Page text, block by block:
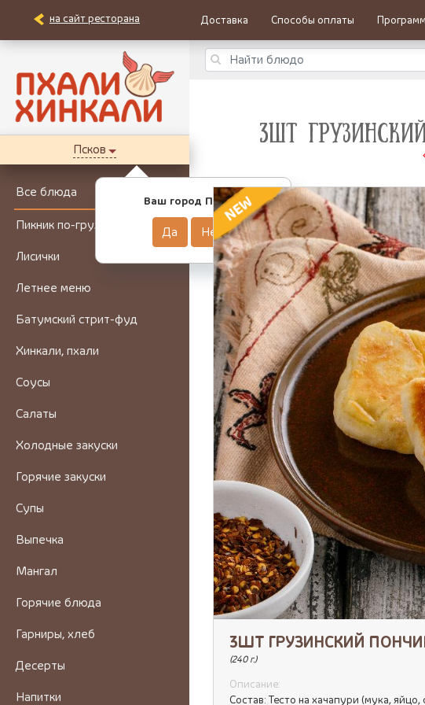
на сайт ресторана Доставка Способы оплаты
Псков
Ваш город Псков?
Да Нет
Все блюда
Пикник по-грузински
Лисички
Летнее меню
Батумский стрит-фуд
Хинкали, пхали
Соусы
Салаты
Холодные закуски
Горячие закуски
Супы
Выпечка
Мангал
Горячие блюда
Гарниры, хлеб
Десерты
Напитки
3ШТ
3ШТ ГРУЗИНСКИЙ
(240 г.)
Описание:
Состав: Тесто на хачапури (мука,